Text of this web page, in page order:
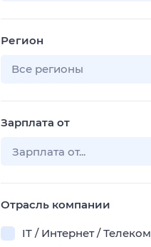
Регион
Все регионы
Зарплата от
Отрасль компании
IT / Интернет / Телеком